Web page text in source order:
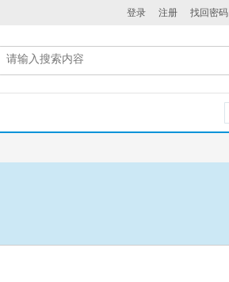
登录 注册 找回密码